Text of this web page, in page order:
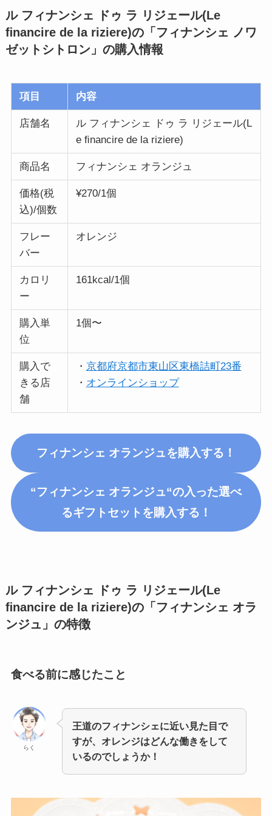
ル フィナンシェ ドゥ ラ リジェール(Le
ﬁnancire de la riziere)の「フィナンシェ ノワ
ゼットシトロン」 の購入情報
項目 内容
店舗名
ル フィナンシェ ドゥ ラ リジェール(L
e ﬁnancire de la riziere)
商品名 フィナンシェ オランジュ
価格(税
込)/個数
¥270/1個
フレー
バー
オレンジ
カロリ
ー
161kcal/1個
購入単
位
1個〜
購入で
きる店
舗
・ 京都府京都市東山区東橋詰町23番
・ オンラインショップ
フィナンシェ オランジュを購入する！
“フィナンシェ オランジュ“の入った選べ
るギフトセットを購入する！
ル フィナンシェ ドゥ ラ リジェール(Le
ﬁnancire de la riziere)の「フィナンシェ オラ
ンジュ」 の特徴
食べる前に感じたこと
らく
王道のフィナンシェに近い見た目で
すが、オレンジはどんな働きをして
いるのでしょうか！